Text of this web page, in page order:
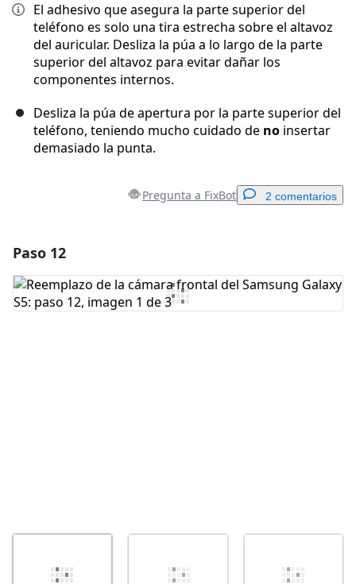
El adhesivo que asegura la parte superior del
teléfono es solo una tira estrecha sobre el altavoz
del auricular. Desliza la púa a lo largo de la parte
superior del altavoz para evitar dañar los
componentes internos.
Desliza la púa de apertura por la parte superior del
teléfono, teniendo mucho cuidado de no insertar
demasiado la punta.
Pregunta a FixBot 2 comentarios
Agregar Comentario
Paso 12